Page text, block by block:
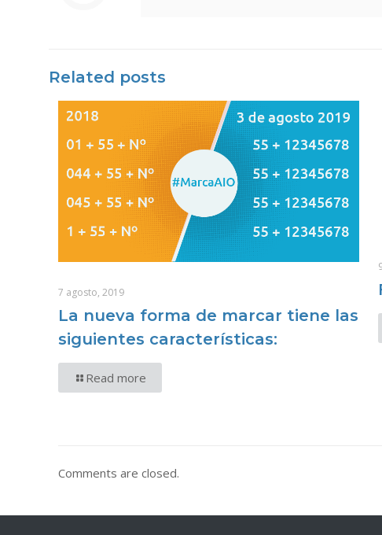
Related posts
7 agosto, 2019
La nueva forma de marcar tiene las
siguientes características:
Read more
Comments are closed.